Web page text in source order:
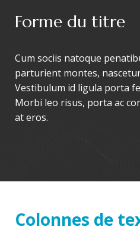
Forme du titre
Cum sociis natoque
parturient montes,
Vestibulum id ligula porta
Morbi leo risus, porta ac
at eros.
Colonnes de